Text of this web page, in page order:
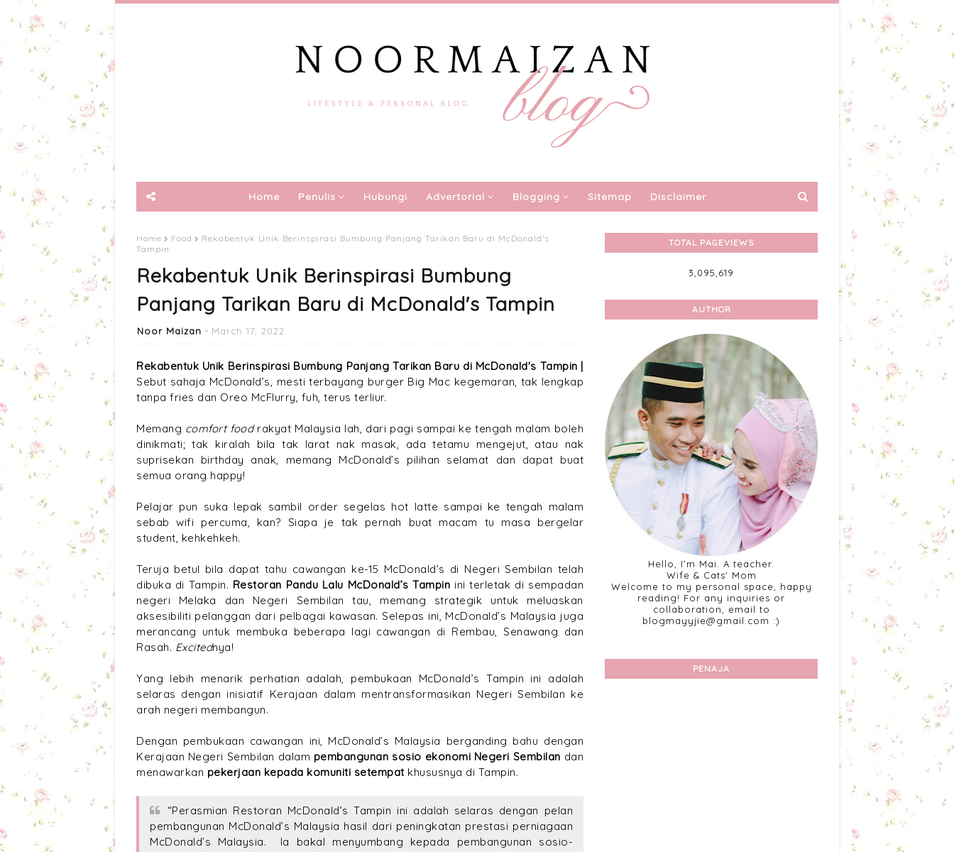
Home Penulis Hubungi Advertorial Blogging Sitemap Disclaimer
Home Food
Rekabentuk Unik Berinspirasi Bumbung Panjang Tarikan Baru di McDonald's
Tampin
Rekabentuk Unik Berinspirasi Bumbung
Panjang Tarikan Baru di McDonald's Tampin
Noor Maizan March 17, 2022
Rekabentuk Unik Berinspirasi Bumbung Panjang Tarikan Baru di McDonald's Tampin |
Sebut sahaja McDonald’s, mesti terbayang burger Big Mac kegemaran, tak lengkap
tanpa fries dan Oreo McFlurry, fuh, terus terliur.
Memang comfort food rakyat Malaysia lah, dari pagi sampai ke tengah malam boleh
dinikmati; tak kiralah bila tak larat nak masak, ada tetamu mengejut, atau nak
suprisekan birthday anak, memang McDonald’s pilihan selamat dan dapat buat
semua orang happy!
Pelajar pun suka lepak sambil order segelas hot latte sampai ke tengah malam
sebab wifi percuma, kan? Siapa je tak pernah buat macam tu masa bergelar
student, kehkehkeh.
Teruja betul bila dapat tahu cawangan ke-15 McDonald’s di Negeri Sembilan telah
dibuka di Tampin. Restoran Pandu Lalu McDonald’s Tampin ini terletak di sempadan
negeri Melaka dan Negeri Sembilan tau, memang strategik untuk meluaskan
aksesibiliti pelanggan dari pelbagai kawasan. Selepas ini, McDonald’s Malaysia juga
merancang untuk membuka beberapa lagi cawangan di Rembau, Senawang dan
Rasah. Excitednya!
Yang lebih menarik perhatian adalah, pembukaan McDonald’s Tampin ini adalah
selaras dengan inisiatif Kerajaan dalam mentransformasikan Negeri Sembilan ke
arah negeri membangun.
Dengan pembukaan cawangan ini, McDonald’s Malaysia berganding bahu dengan
Kerajaan Negeri Sembilan dalam pembangunan sosio ekonomi Negeri Sembilan dan
menawarkan pekerjaan kepada komuniti setempat khususnya di Tampin.
“Perasmian Restoran McDonald’s Tampin ini adalah selaras dengan pelan
pembangunan McDonald’s Malaysia hasil dari peningkatan prestasi perniagaan
McDonald’s Malaysia. Ia bakal menyumbang kepada pembangunan sosio-
TOTAL PAGEVIEWS
3,095,619
AUTHOR
Hello, I'm Mai. A teacher.
Wife & Cats' Mom
Welcome to my personal space, happy
reading! For any inquiries or
collaboration, email to
blogmayyjie@gmail.com :)
PENAJA